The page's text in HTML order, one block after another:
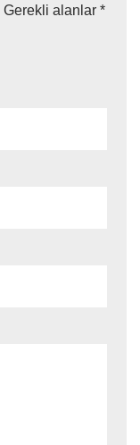
Gerekli alanlar *